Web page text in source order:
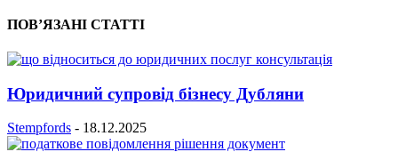
ПОВ’ЯЗАНІ СТАТТІ
Юридичний супровід бізнесу Дубляни
Stempfords - 18.12.2025